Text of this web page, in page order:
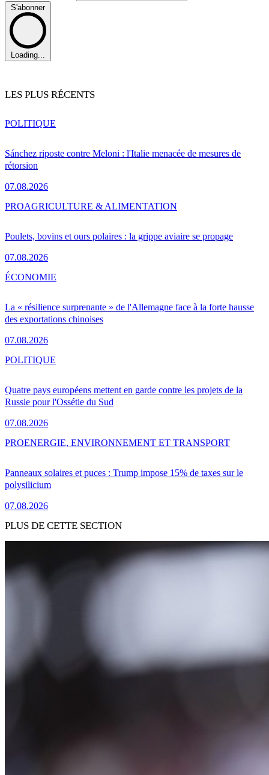
S'abonner
Loading...
LES PLUS RÉCENTS
Sánchez riposte contre Meloni : l'Italie menacée de mesures de
rétorsion
07.08.2026
POLITIQUE
Poulets, bovins et ours polaires : la grippe aviaire se propage
07.08.2026
PROAGRICULTURE & ALIMENTATION
La « résilience surprenante » de l'Allemagne face à la forte hausse
des exportations chinoises
07.08.2026
ÉCONOMIE
Quatre pays européens mettent en garde contre les projets de la
Russie pour l'Ossétie du Sud
07.08.2026
POLITIQUE
Panneaux solaires et puces : Trump impose 15% de taxes sur le
polysilicium
07.08.2026
PROENERGIE, ENVIRONNEMENT ET TRANSPORT
PLUS DE CETTE SECTION